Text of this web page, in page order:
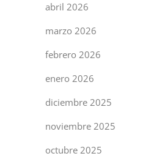
abril 2026
marzo 2026
febrero 2026
enero 2026
diciembre 2025
noviembre 2025
octubre 2025